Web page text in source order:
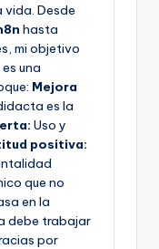
vida. Desde
hasta
mi objetivo
una
Mejora
es la
Uso y
positiva:
que no
en la
debe trabajar
por